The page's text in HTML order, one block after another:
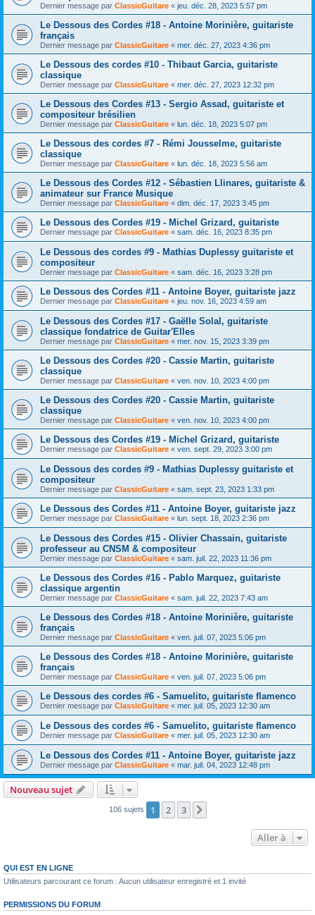
Dernier message par ClassicGuitare « jeu. déc. 28, 2023 5:57 pm
Le Dessous des Cordes #18 - Antoine Morinière, guitariste
français
Dernier message par ClassicGuitare « mer. déc. 27, 2023 4:36 pm
Le Dessous des cordes #10 - Thibaut Garcia, guitariste
classique
Dernier message par ClassicGuitare « mer. déc. 27, 2023 12:32 pm
Le Dessous des Cordes #13 - Sergio Assad, guitariste et
compositeur brésilien
Dernier message par ClassicGuitare « lun. déc. 18, 2023 5:07 pm
Le Dessous des cordes #7 - Rémi Jousselme, guitariste
classique
Dernier message par ClassicGuitare « lun. déc. 18, 2023 5:56 am
Le Dessous des Cordes #12 - Sébastien Llinares, guitariste &
animateur sur France Musique
Dernier message par ClassicGuitare « dim. déc. 17, 2023 3:45 pm
Le Dessous des Cordes #19 - Michel Grizard, guitariste
Dernier message par ClassicGuitare « sam. déc. 16, 2023 8:35 pm
Le Dessous des cordes #9 - Mathias Duplessy guitariste et
compositeur
Dernier message par ClassicGuitare « sam. déc. 16, 2023 3:28 pm
Le Dessous des Cordes #11 - Antoine Boyer, guitariste jazz
Dernier message par ClassicGuitare « jeu. nov. 16, 2023 4:59 am
Le Dessous des Cordes #17 - Gaëlle Solal, guitariste
classique fondatrice de Guitar'Elles
Dernier message par ClassicGuitare « mer. nov. 15, 2023 3:39 pm
Le Dessous des Cordes #20 - Cassie Martin, guitariste
classique
Dernier message par ClassicGuitare « ven. nov. 10, 2023 4:00 pm
Le Dessous des Cordes #20 - Cassie Martin, guitariste
classique
Dernier message par ClassicGuitare « ven. nov. 10, 2023 4:00 pm
Le Dessous des Cordes #19 - Michel Grizard, guitariste
Dernier message par ClassicGuitare « ven. sept. 29, 2023 3:00 pm
Le Dessous des cordes #9 - Mathias Duplessy guitariste et
compositeur
Dernier message par ClassicGuitare « sam. sept. 23, 2023 1:33 pm
Le Dessous des Cordes #11 - Antoine Boyer, guitariste jazz
Dernier message par ClassicGuitare « lun. sept. 18, 2023 2:36 pm
Le Dessous des Cordes #15 - Olivier Chassain, guitariste
professeur au CNSM & compositeur
Dernier message par ClassicGuitare « sam. juil. 22, 2023 11:36 pm
Le Dessous des Cordes #16 - Pablo Marquez, guitariste
classique argentin
Dernier message par ClassicGuitare « sam. juil. 22, 2023 7:43 am
Le Dessous des Cordes #18 - Antoine Morinière, guitariste
français
Dernier message par ClassicGuitare « ven. juil. 07, 2023 5:06 pm
Le Dessous des Cordes #18 - Antoine Morinière, guitariste
français
Dernier message par ClassicGuitare « ven. juil. 07, 2023 5:06 pm
Le Dessous des cordes #6 - Samuelito, guitariste flamenco
Dernier message par ClassicGuitare « mer. juil. 05, 2023 12:30 am
Le Dessous des cordes #6 - Samuelito, guitariste flamenco
Dernier message par ClassicGuitare « mer. juil. 05, 2023 12:30 am
Le Dessous des Cordes #11 - Antoine Boyer, guitariste jazz
Dernier message par ClassicGuitare « mar. juil. 04, 2023 12:48 pm
Nouveau sujet
106 sujets 1 2 3
Aller à
QUI EST EN LIGNE
Utilisateurs parcourant ce forum : Aucun utilisateur enregistré et 1 invité
PERMISSIONS DU FORUM